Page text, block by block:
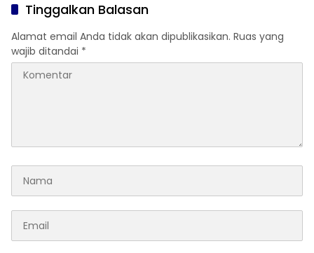
Tinggalkan Balasan
Alamat email Anda tidak akan dipublikasikan. Ruas yang
wajib ditandai *